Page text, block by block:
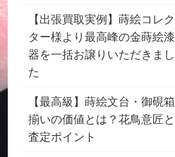
【出張買取実例】蒔絵コレク
ター様より最高峰の金蒔絵漆
器を一括お譲りいただきまし
た
【最高級】蒔絵文台・御硯箱
揃いの価値とは？花鳥意匠と
査定ポイント